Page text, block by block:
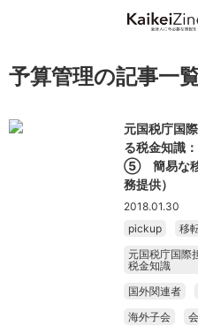
予算管理の記事一
元国税庁国
る税金知識
⑤ 簡易な移
務提供）
2018.01.30
pickup
移
元国税庁国際
税金知識
国外関連者
海外子会